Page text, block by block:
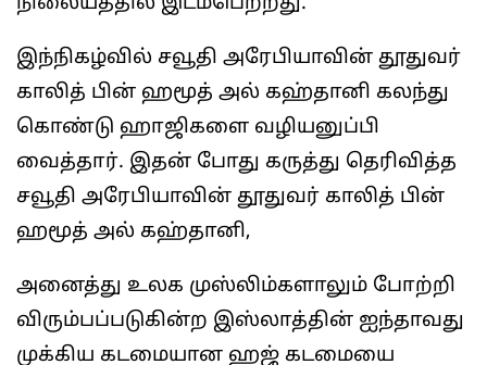
இந்நிகழ்வில் சவூதி அரேபியாவின் தூதுவர்
காலித் பின் ஹமூத் அல் கஹ்தானி கலந்து
கொண்டு ஹாஜிகளை வழியனுப்பி
வைத்தார். இதன் போது கருத்து தெரிவித்த
சவூதி அரேபியாவின் தூதுவர் காலித் பின்
ஹமூத் அல் கஹ்தானி,
அனைத்து உலக முஸ்லிம்களாலும் போற்றி
விரும்பப்படுகின்ற இஸ்லாத்தின் ஐந்தாவது
முக்கிய கடமையான ஹஜ் கடமையை